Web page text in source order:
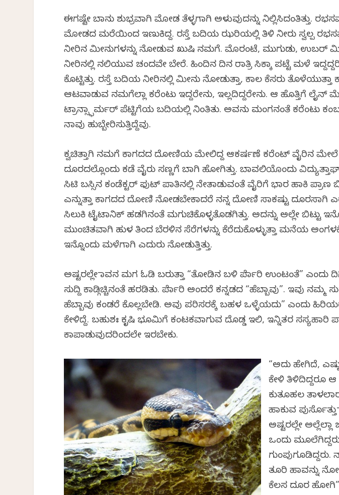
ಈಗಷ್ಟೇ ಬಾನು ಶುಭ್ರವಾಗಿ ಮೋಡ ತೆಳ್ಳಗಾಗಿ ಅಳುವುದನ್ನು ನಿಲ್ಲಿಸಿದಂತಿತ್ತು.
ಮೋಡದ ಮರೆಯಿಂದ ಇಣುಕಿದ್ದ. ರಸ್ತೆ ಬದಿಯ ಝರಿಯಲ್ಲಿ ತಿಳಿ ನೀರು ಸ್ವಲ್ಪ
ನೀರಿನ ಮೀನುಗಳನ್ನು ನೋಡುವ ಖುಷಿ ನಮಗೆ. ಮೊರಂಟೆ, ಮುಗುಡು, ಉಬರ್
ನೀರಿನಲ್ಲಿ ನಲಿಯುವ ಚಂದವೇ ಬೇರೆ. ಹಿಂದಿನ ದಿನ ರಾತ್ರಿ ಸಿಕ್ಕಾ ಪಟ್ಟೆ ಮಳೆ
ಕೊಟ್ಟಿತ್ತು. ರಸ್ತೆ ಬದಿಯ ನೀರಿನಲ್ಲಿ ಮೀನು ನೋಡುತ್ತಾ, ಕಾಲ ಕೆಸರು
ಆಟವಾಡುವ ನಮಗೆಲ್ಲಾ ಕರೆಂಟು ಇದ್ದರೇನು, ಇಲ್ಲದಿದ್ದರೇನು. ಆ ಹೊತ್ತಿಗೆ ಲೈನ್
ಟ್ರಾನ್ಸ್ಫಾರ್ಮರ್ ಪೆಟ್ಟಿಗೆಯ ಬದಿಯಲ್ಲಿ ನಿಂತಿತು. ಅವನು ಮಂಗನಂತೆ ಕರೆಂಟು ಕಂಬ
ನಾವು ಹುಬ್ಬೇರಿಸುತ್ತಿದ್ದೆವು.
ಕ್ವಚಿತ್ತಾಗಿ ನಮಗೆ ಕಾಗದದ ದೋಣಿಯ ಮೇಲಿದ್ದ ಆಕರ್ಷಣೆ ಕರೆಂಟ್ ವೈರಿನ
ದೂರದಲ್ಲೊಂದು ಕಡೆ ವೈರು ಸಣ್ಣಗೆ ಬಾಗಿ ಹೋಗಿತ್ತು. ಬಾವಲಿಯೊಂದು
ಸಿಟಿ ಬಸ್ಸಿನ ಕಂಡೆಕ್ಟರ್ ಫುಟ್ ಪಾತಿನಲ್ಲಿ ನೇತಾಡುವಂತೆ ವೈರಿಗೆ ಭಾರ ಹಾಕಿ ಪ್ರಾಣ
ಎನ್ನುತ್ತಾ ಕಾಗದದ ದೋಣಿ ನೋಡಬೇಕಾದರೆ ನನ್ನ ದೋಣಿ ಸಾಕಷ್ಟು ದೂರಸಾಗಿ
ಸಿಲುಕಿ ಟೈಟಾನಿಕ್ ಹಡಗಿನಂತೆ ಮಗುಚಿಕೊಳ್ಳತೊಡಗಿತ್ತು. ಅದನ್ನು ಅಲ್ಲೇ ಬಿಟ್ಟು
ಮುಂಚಿತವಾಗಿ ಹುಳ ತಿಂದ ಬೆರಳಿನ ಸೆರೆಗಳನ್ನು ಕೆರೆದುಕೊಳ್ಳುತ್ತಾ ಮನೆಯ
ಇನ್ನೊಂದು ಮಳೆಗಾಗಿ ಎದುರು ನೋಡುತ್ತಿತ್ತು.
ಅಷ್ಟರಲ್ಲೇ ಮಾವನ ಮಗ ಓಡಿ ಬರುತ್ತಾ “ತೋಡಿನ ಬಳಿ ಪೆರ್ಮಾರಿ ಉಂಟಂತೆ” ಎಂದು
ಸುದ್ದಿ ಕಾಡ್ಗಿಚ್ಚಿನಂತೆ ಹರಡಿತು. ಪೆರ್ಮಾರಿ ಅಂದರೆ ಕನ್ನಡದ “ಹೆಬ್ಬಾವು”. ಇವು
ಹೆಬ್ಬಾವು ಕಂಡರೆ ಕೊಲ್ಲಬೇಡಿ. ಅವು ಪರಿಸರಕ್ಕೆ ಬಹಳ ಒಳ್ಳೆಯದು” ಎಂದು
ಕೇಳಿದ್ದೆ. ಬಹುಶಃ ಕೃಷಿ ಭೂಮಿಗೆ ಕಂಟಕವಾಗುವ ದೊಡ್ಡ ಇಲಿ, ಇನ್ನಿತರ ಸಸ್ಯಹಾರಿ
ಕಾಪಾಡುವುದರಿಂದಲೇ ಇರಬೇಕು.
“ಅದು ಹೇಗಿದೆ,
ಕೇಳಿ ತಿಳಿದಿದ್ದರೂ
ಕುತೂಹಲ
ಹಾಕುವ
ಅಷ್ಟರಲ್ಲೇ
ಒಂದು
ಗುಂಪುಗೂಡಿದ್ದರು.
ತೂರಿ ಹಾವನ್ನು
ಕೆಲಸ ದೂರ ಹೋಗಿ”